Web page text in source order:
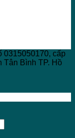
0315050170, cấp
Tân Bình TP. Hồ